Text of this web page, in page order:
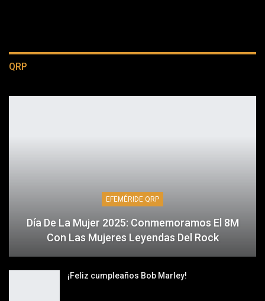
QRP
EFEMÉRIDE QRP
Día De La Mujer 2025: Conmemoramos El 8M
Con Las Mujeres Leyendas Del Rock
¡Feliz cumpleaños Bob Marley!